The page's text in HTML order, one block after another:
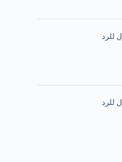
للرد
للرد